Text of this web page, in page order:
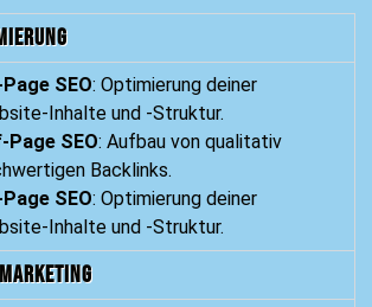
SEO: Optimierung deiner
Inhalte und -Struktur.
Page SEO: Aufbau von qualitativ
Backlinks.
SEO: Optimierung deiner
Inhalte und -Struktur.